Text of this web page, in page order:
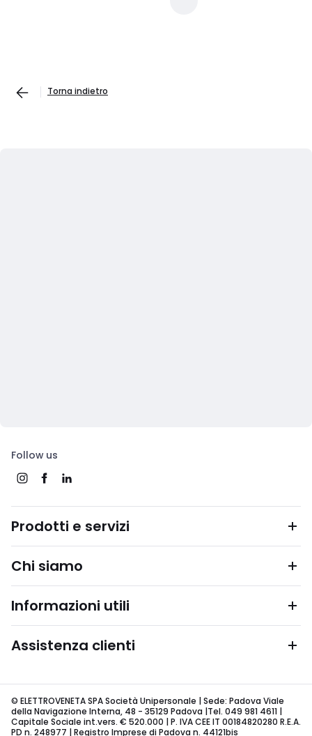
Torna indietro
Follow us
Prodotti e servizi
Chi siamo
Informazioni utili
Assistenza clienti
© ELETTROVENETA SPA Società Unipersonale | Sede: Padova Viale
della Navigazione Interna, 48 - 35129 Padova |Tel. 049 981 4611 |
Capitale Sociale int.vers. € 520.000 | P. IVA CEE IT 00184820280 R.E.A.
PD n. 248977 | Registro Imprese di Padova n. 44121bis